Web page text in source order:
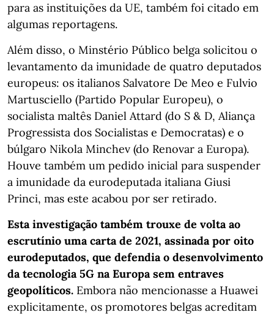
para as instituições da UE, também foi citado em
algumas reportagens.
Além disso, o Minstério Público belga solicitou o
levantamento da imunidade de quatro deputados
europeus: os italianos Salvatore De Meo e Fulvio
Martusciello (Partido Popular Europeu), o
socialista maltês Daniel Attard (do S & D, Aliança
Progressista dos Socialistas e Democratas) e o
búlgaro Nikola Minchev (do Renovar a Europa).
Houve também um pedido inicial para suspender
a imunidade da eurodeputada italiana Giusi
Princi, mas este acabou por ser retirado.
Esta investigação também trouxe de volta ao
escrutínio uma carta de 2021, assinada por oito
eurodeputados, que defendia o desenvolvimento
da tecnologia 5G na Europa sem entraves
geopolíticos. Embora não mencionasse a Huawei
explicitamente, os promotores belgas acreditam